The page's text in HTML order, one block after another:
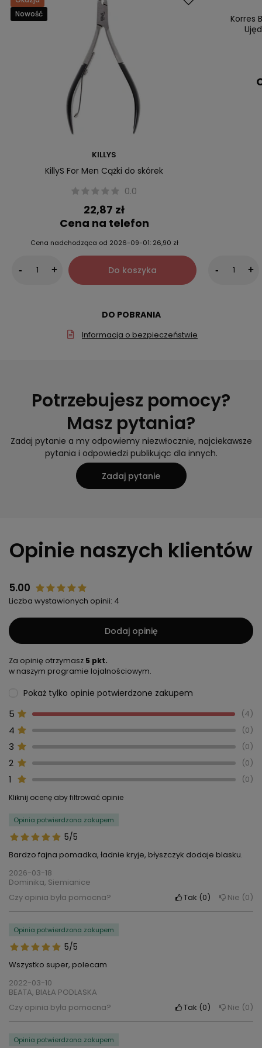
Nowość
KILLYS
KillyS For Men Cążki do skórek
0.0
22,87 zł
Cena na telefon
Cena nadchodząca od 2026-09-01: 26,90 zł
- + Do koszyka
NaszKorres
- +
DO POBRANIA
Informacja o bezpieczeństwie
Potrzebujesz pomocy?
Masz pytania?
Zadaj pytanie a my odpowiemy niezwłocznie, najciekawsze
pytania i odpowiedzi publikując dla innych.
Zadaj pytanie
Opinie naszych klientów
5.00
Liczba wystawionych opinii: 4
Dodaj opinię
Za opinię otrzymasz 5 pkt.
w naszym programie lojalnościowym.
Pokaż tylko opinie potwierdzone zakupem
5 4
4 0
3 0
2 0
1 0
Kliknij ocenę aby filtrować opinie
5/5
Opinia potwierdzona zakupem
Bardzo fajna pomadka, ładnie kryje, błyszczyk dodaje blasku.
2026-03-18
Dominika, Siemianice
Czy opinia była pomocna?
Tak 0 Nie 0
5/5
Opinia potwierdzona zakupem
Wszystko super, polecam
2022-03-10
BEATA, BIAŁA PODLASKA
Czy opinia była pomocna?
Tak 0 Nie 0
Opinia potwierdzona zakupem